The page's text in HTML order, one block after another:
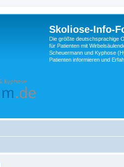
Skoliose-Info-
Die größte deutschsprachige
für Patienten mit
Scheuermann und Kyphose
Patienten informieren und